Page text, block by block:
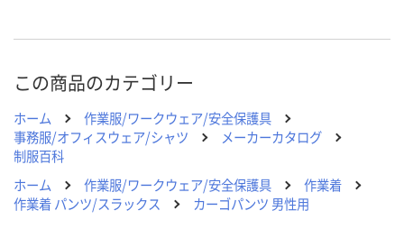
お届け日 8月26日（水）まで
販売停止中です
カゴへ
この商品のカテゴリー
ホーム
作業服/ワークウェア/安全保護具
事務服/オフィスウェア/シャツ
メーカーカタログ
制服百科
ホーム
作業服/ワークウェア/安全保護具
作業着
作業着 パンツ/スラックス
カーゴパンツ 男性用